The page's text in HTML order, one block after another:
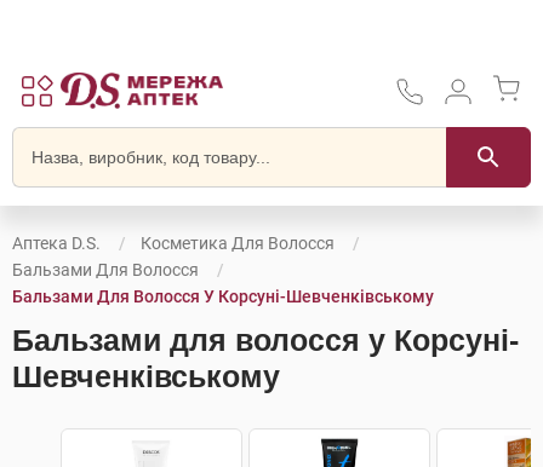
Аптека D.S.
Косметика Для Волосся
Бальзами Для Волосся
Бальзами Для Волосся У Корсунi-Шевченківському
Бальзами для волосся у Корсунi-
Шевченківському